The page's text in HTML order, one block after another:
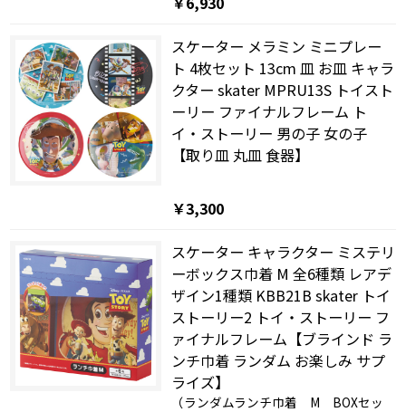
スケーター メラミン ミニプレー
ト 4枚セット 13cm 皿 お皿 キャラ
クター skater MPRU13S トイスト
ーリー ファイナルフレーム ト
イ・ストーリー 男の子 女の子
【取り皿 丸皿 食器】
￥3,300
スケーター キャラクター ミステリ
ーボックス巾着 M 全6種類 レアデ
ザイン1種類 KBB21B skater トイ
ストーリー2 トイ・ストーリー フ
ァイナルフレーム【ブラインド ラ
ンチ巾着 ランダム お楽しみ サプ
ライズ】
（ランダムランチ巾着 M BOXセッ